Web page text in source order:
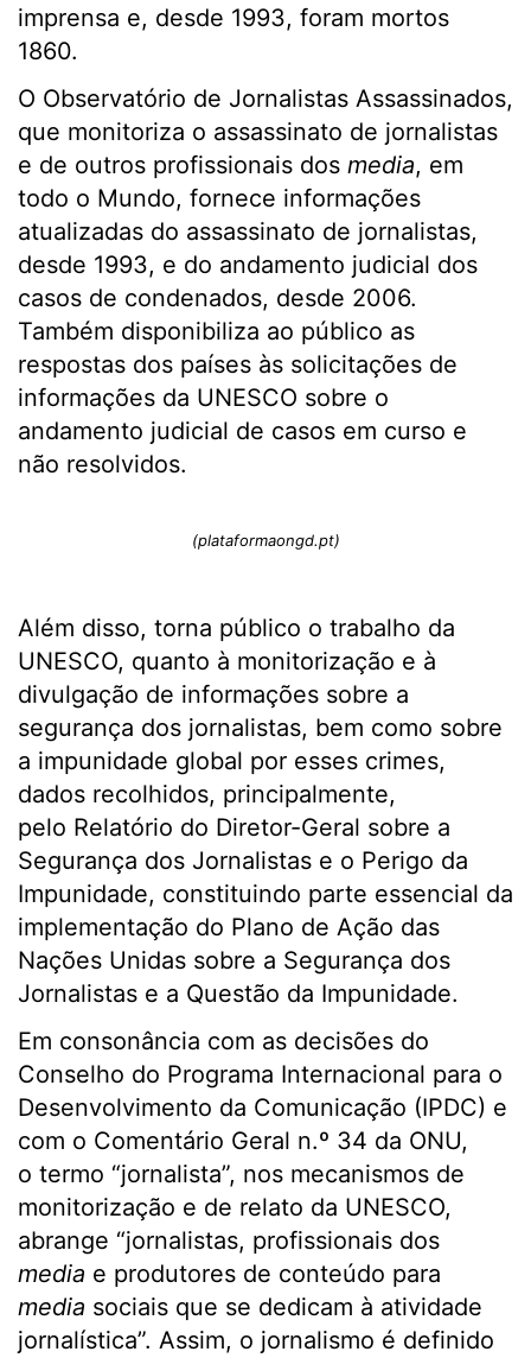
imprensa e, desde 1993, foram mortos
1860.
O Observatório de Jornalistas Assassinados,
que monitoriza o assassinato de jornalistas
e de outros profissionais dos media, em
todo o Mundo, fornece informações
atualizadas do assassinato de jornalistas,
desde 1993, e do andamento judicial dos
casos de condenados, desde 2006.
Também disponibiliza ao público as
respostas dos países às solicitações de
informações da UNESCO sobre o
andamento judicial de casos em curso e
não resolvidos.
(plataformaongd.pt)
Além disso, torna público o trabalho da
UNESCO, quanto à monitorização e à
divulgação de informações sobre a
segurança dos jornalistas, bem como sobre
a impunidade global por esses crimes,
dados recolhidos, principalmente,
pelo Relatório do Diretor-Geral sobre a
Segurança dos Jornalistas e o Perigo da
Impunidade, constituindo parte essencial da
implementação do Plano de Ação das
Nações Unidas sobre a Segurança dos
Jornalistas e a Questão da Impunidade.
Em consonância com as decisões do
Conselho do Programa Internacional para o
Desenvolvimento da Comunicação (IPDC) e
com o Comentário Geral n.º 34 da ONU,
o termo “jornalista”, nos mecanismos de
monitorização e de relato da UNESCO,
abrange “jornalistas, profissionais dos
media e produtores de conteúdo para
media sociais que se dedicam à atividade
jornalística”. Assim, o jornalismo é definido